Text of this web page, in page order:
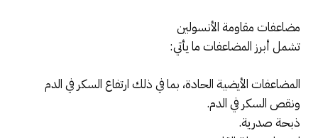
مضاعفات مقاومة الأنسولين
تشمل أبرز المضاعفات ما يأتي:
المضاعفات الأيضية الحادة، بما في ذلك ارتفاع السكر في الدم
ونقص السكر في الدم.
ذبحة صدرية.